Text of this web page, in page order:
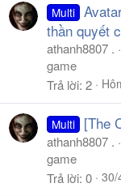
Multi
thần quyết
athanh8807 .
game
Trả lời 2
Multi [The
athanh8807 .
game
Trả lời 0 30/